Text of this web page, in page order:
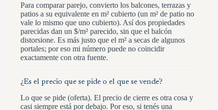
Para comparar parejo, convierto los balcones, terrazas y
patios a su equivalente en m² cubierto (un m² de patio no
vale lo mismo que uno cubierto). Así dos propiedades
parecidas dan un $/m² parecido, sin que el balcón
distorsione. Es más justo que el m² a secas de algunos
portales; por eso mi número puede no coincidir
exactamente con otra fuente.
¿Es el precio que se pide o el que se vende?
Lo que se pide (oferta). El precio de cierre es otra cosa y
casi siempre está por debajo. Por eso, si tenés una